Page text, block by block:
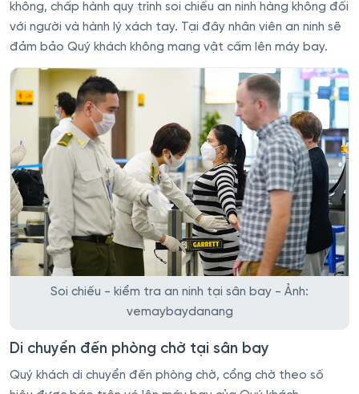
không, chấp hành quy trình soi chiếu an ninh hàng không đối
với người và hành lý xách tay. Tại đây nhân viên an ninh sẽ
đảm bảo Quý khách không mang vật cấm lên máy bay.
Soi chiếu - kiểm tra an ninh tại sân bay - Ảnh:
vemaybaydanang
Di chuyển đến phòng chờ tại sân bay
Quý khách di chuyển đến phòng chờ, cổng chờ theo số